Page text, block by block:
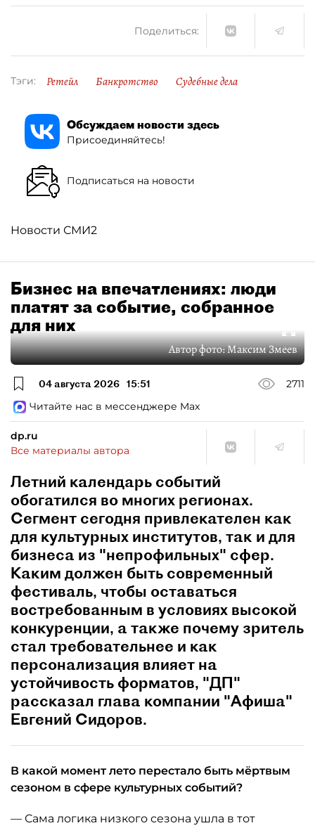
Поделиться:
Тэги: Ретейл Банкротство Судебные дела
Обсуждаем новости здесь
Присоединяйтесь!
Подписаться на новости
Новости СМИ2
Бизнес на впечатлениях: люди
платят за событие, собранное
для них
Автор фото:Максим Змеев
04 августа 2026 15:51
2711
Читайте нас в мессенджере Max
dp.ru
Все материалы автора
Летний календарь событий
обогатился во многих регионах.
Сегмент сегодня привлекателен как
для культурных институтов, так и для
бизнеса из "непрофильных" сфер.
Каким должен быть современный
фестиваль, чтобы оставаться
востребованным в условиях высокой
конкуренции, а также почему зритель
стал требовательнее и как
персонализация влияет на
устойчивость форматов, "ДП"
рассказал глава компании "Афиша"
Евгений Сидоров.
В какой момент лето перестало быть мёртвым
сезоном в сфере культурных событий?
— Сама логика низкого сезона ушла в тот